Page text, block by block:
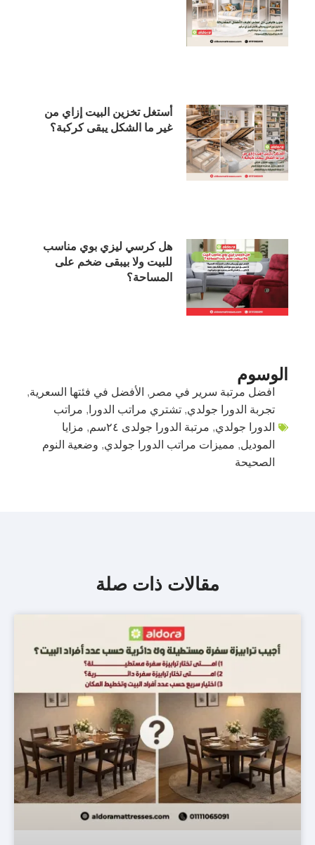
أستغل تخزين البيت إزاي من
غير ما الشكل يبقى كركبة؟
هل كرسي ليزي بوي مناسب
للبيت ولا بيبقى ضخم على
المساحة؟
الوسوم
افضل مرتبة سرير في مصر , الأفضل في فئتها السعرية,
تجربة الدورا جولدي, تشتري مراتب الدورا , مراتب
الدورا جولدي, مرتبة الدورا جولدى ٢٤سم , مزايا
الموديل, مميزات مراتب الدورا جولدي, وضعية النوم
الصحيحة
مقالات ذات صلة